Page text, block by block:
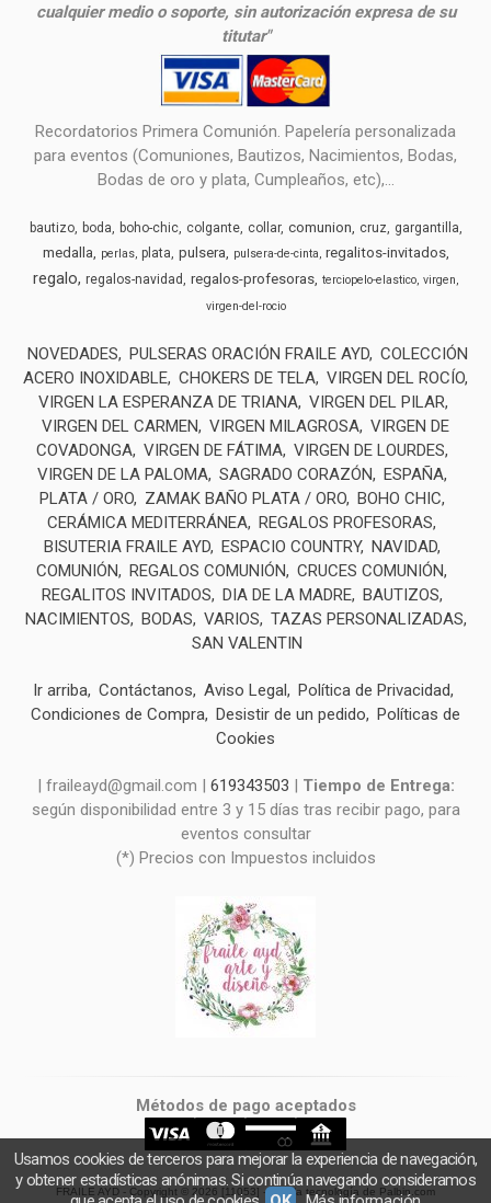
cualquier medio o soporte, sin autorización expresa de su
titutar"
Recordatorios Primera Comunión. Papelería personalizada
para eventos (Comuniones, Bautizos, Nacimientos, Bodas,
Bodas de oro y plata, Cumpleaños, etc),...
bautizo boda boho-chic colgante collar comunion cruz gargantilla
medalla perlas plata pulsera pulsera-de-cinta regalitos-invitados
regalo regalos-navidad regalos-profesoras terciopelo-elastico virgen
virgen-del-rocio
NOVEDADES PULSERAS ORACIÓN FRAILE AYD COLECCIÓN
ACERO INOXIDABLE CHOKERS DE TELA VIRGEN DEL ROCÍO
VIRGEN LA ESPERANZA DE TRIANA VIRGEN DEL PILAR
VIRGEN DEL CARMEN
VIRGEN MILAGROSA VIRGEN DE
COVADONGA VIRGEN DE FÁTIMA VIRGEN DE LOURDES
VIRGEN DE LA PALOMA SAGRADO CORAZÓN
ESPAÑA
PLATA / ORO
ZAMAK BAÑO PLATA / ORO BOHO CHIC
CERÁMICA MEDITERRÁNEA REGALOS PROFESORAS
BISUTERIA FRAILE AYD ESPACIO COUNTRY NAVIDAD
COMUNIÓN
REGALOS COMUNIÓN
CRUCES COMUNIÓN
REGALITOS INVITADOS
DIA DE LA MADRE BAUTIZOS
NACIMIENTOS
BODAS VARIOS
TAZAS PERSONALIZADAS
SAN VALENTIN
Ir arriba Contáctanos Aviso Legal
Política de Privacidad
Condiciones de Compra Desistir de un pedido
Políticas de
Cookies
| fraileayd@gmail.com | 619343503 | Tiempo de Entrega:
según disponibilidad entre 3 y 15 días tras recibir pago, para
eventos consultar
(*) Precios con Impuestos incluidos
Métodos de pago aceptados
FRAILE AYD - Copyright © 2026 [11053] - Con la tecnología de Palbin.com
Usamos cookies de terceros para mejorar la experiencia de navegación,
y obtener estadísticas anónimas. Si continúa navegando consideramos